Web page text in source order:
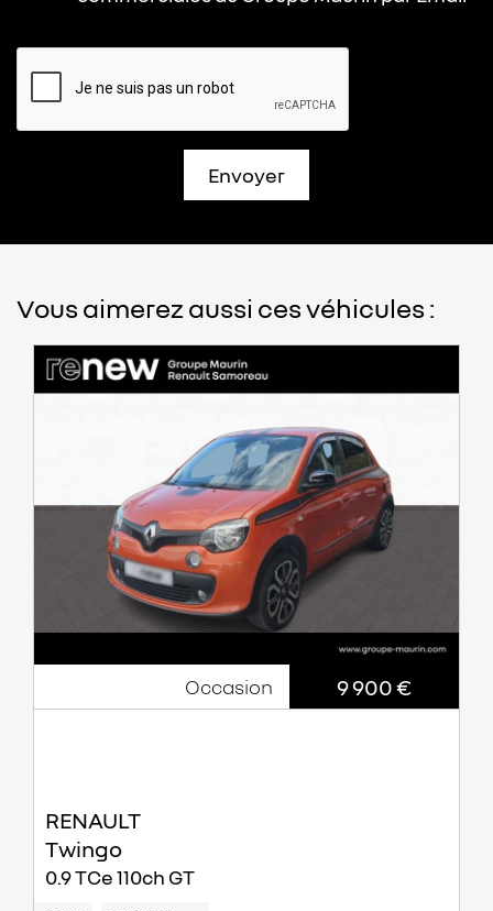
Envoyer
Vous aimerez aussi ces véhicules :
Occasion 9 900 €
RENAULT
Twingo
0.9 TCe 110ch GT